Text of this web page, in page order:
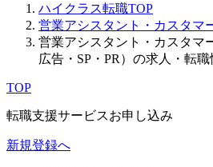
ハイクラス転職TOP
営業アシスタント・カスタマ
営業アシスタント・カスタマ
広告・SP・PR）の求人・転職
TOP
転職支援サービスお申し込み
新規登録へ